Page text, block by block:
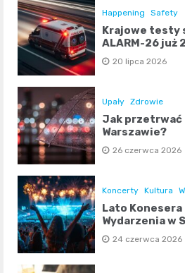
Happening Safety
Krajowe testy
ALARM-26 już
20 lipca 2026
Upały Zdrowie
Jak przetrwać
Warszawie?
26 czerwca 2026
Koncerty Kultura
Lato
Wydarzenia w
24 czerwca 2026